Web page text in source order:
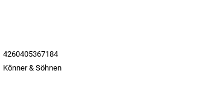
4260405367184
Könner & Söhnen